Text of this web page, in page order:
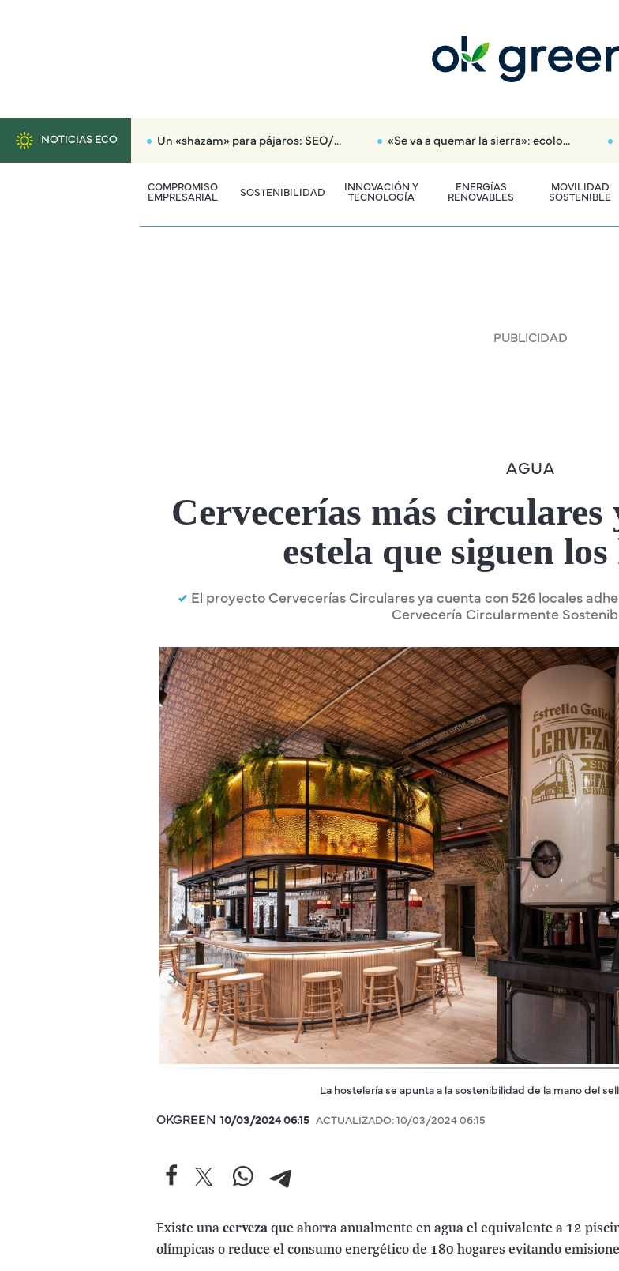
NOTICIAS ECO Un «shazam» para pájaros: SEO/BirdLife lanza una aplicación gratuita con el trino de 140 aves «Se va a quemar la sierra»: ecologistas piden suspender los eventos masivos por el eclipse en Madrid
COMPROMISO
EMPRESARIAL
SOSTENIBILIDAD
INNOVACIÓN Y
TECNOLOGÍA
ENERGÍAS
RENOVABLES
MOVILIDAD
SOSTENIBLE
AGUA
Cervecerías más circulares
estela que siguen
El proyecto Cervecerías Circulares ya cuenta con 526 locales
Cervecería Circularmente
La hostelería se apunta a la sostenibilidad de la mano del
OKGREEN 10/03/2024 06:15 ACTUALIZADO: 10/03/2024 06:15
Existe una cerveza que ahorra anualmente en agua el equivalente a 12
olímpicas o reduce el consumo energético de 180 hogares evitando